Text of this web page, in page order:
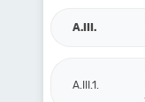
A.III.
A.III.1.